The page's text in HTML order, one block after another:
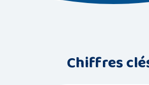
Chiffres